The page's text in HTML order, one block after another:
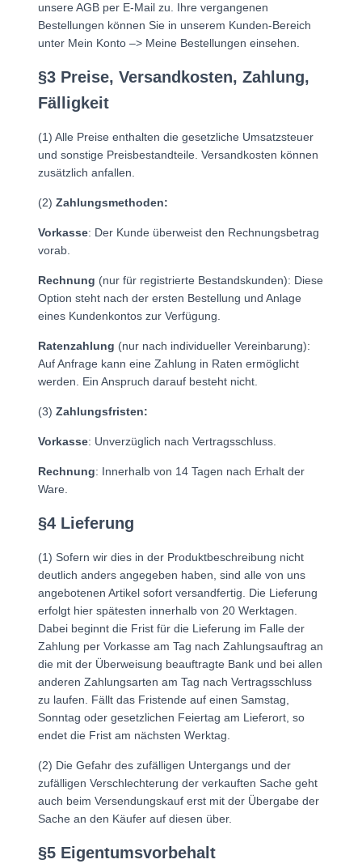
unsere AGB per E-Mail zu. Ihre vergangenen
Bestellungen können Sie in unserem Kunden-Bereich
unter Mein Konto –> Meine Bestellungen einsehen.
§3 Preise, Versandkosten, Zahlung,
Fälligkeit
(1) Alle Preise enthalten die gesetzliche Umsatzsteuer
und sonstige Preisbestandteile. Versandkosten können
zusätzlich anfallen.
(2)Zahlungsmethoden:
Vorkasse: Der Kunde überweist den Rechnungsbetrag
vorab.
Rechnung (nur für registrierte Bestandskunden): Diese
Option steht nach der ersten Bestellung und Anlage
eines Kundenkontos zur Verfügung.
Ratenzahlung (nur nach individueller Vereinbarung):
Auf Anfrage kann eine Zahlung in Raten ermöglicht
werden. Ein Anspruch darauf besteht nicht.
(3)Zahlungsfristen:
Vorkasse: Unverzüglich nach Vertragsschluss.
Rechnung: Innerhalb von 14 Tagen nach Erhalt der
Ware.
§4 Lieferung
(1) Sofern wir dies in der Produktbeschreibung nicht
deutlich anders angegeben haben, sind alle von uns
angebotenen Artikel sofort versandfertig. Die Lieferung
erfolgt hier spätesten innerhalb von 20 Werktagen.
Dabei beginnt die Frist für die Lieferung im Falle der
Zahlung per Vorkasse am Tag nach Zahlungsauftrag an
die mit der Überweisung beauftragte Bank und bei allen
anderen Zahlungsarten am Tag nach Vertragsschluss
zu laufen. Fällt das Fristende auf einen Samstag,
Sonntag oder gesetzlichen Feiertag am Lieferort, so
endet die Frist am nächsten Werktag.
(2) Die Gefahr des zufälligen Untergangs und der
zufälligen Verschlechterung der verkauften Sache geht
auch beim Versendungskauf erst mit der Übergabe der
Sache an den Käufer auf diesen über.
§5 Eigentumsvorbehalt